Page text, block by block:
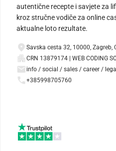
autentične recepte i savjete za
kroz stručne vodiče za online
aktualne loto rezultate.
Savska cesta 32, 10000, Zagreb,
CRN 13879174 | WEB CODING
info / social / sales / career /
+385998705760